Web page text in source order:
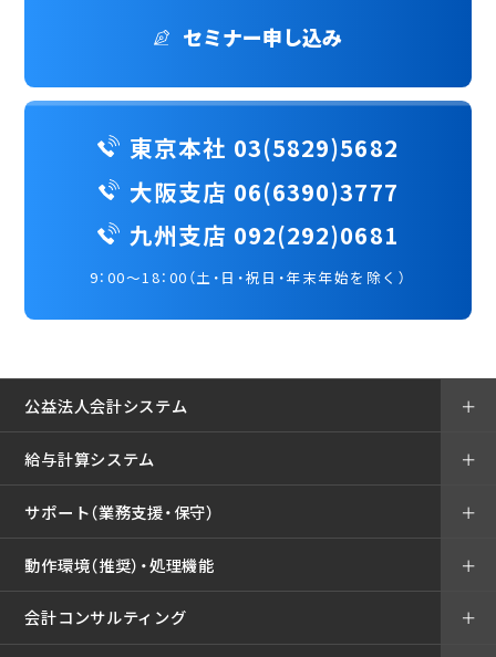
セミナー申し込み
東京本社 03(5829)5682
大阪支店 06(6390)3777
九州支店 092(292)0681
9：00～18：00（土・日・祝日・年末年始を除く）
公益法人会計システム ＋
給与計算システム ＋
サポート（業務支援・保守） ＋
動作環境（推奨）・処理機能 ＋
会計コンサルティング ＋